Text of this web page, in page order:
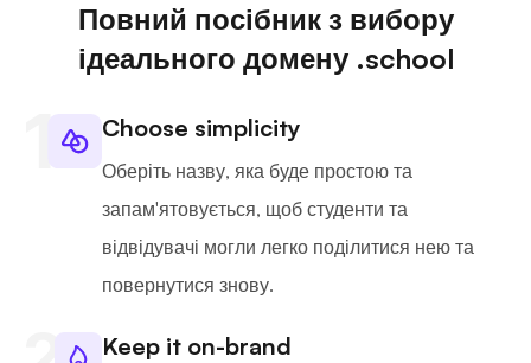
Повний посібник з вибору
ідеального домену .school
Choose simplicity
Оберіть назву, яка буде простою та
запам'ятовується, щоб студенти та
відвідувачі могли легко поділитися нею та
повернутися знову.
Keep it on-brand